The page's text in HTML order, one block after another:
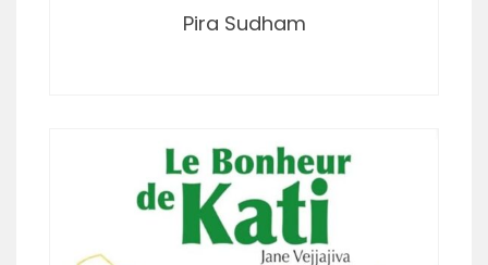
Pira Sudham